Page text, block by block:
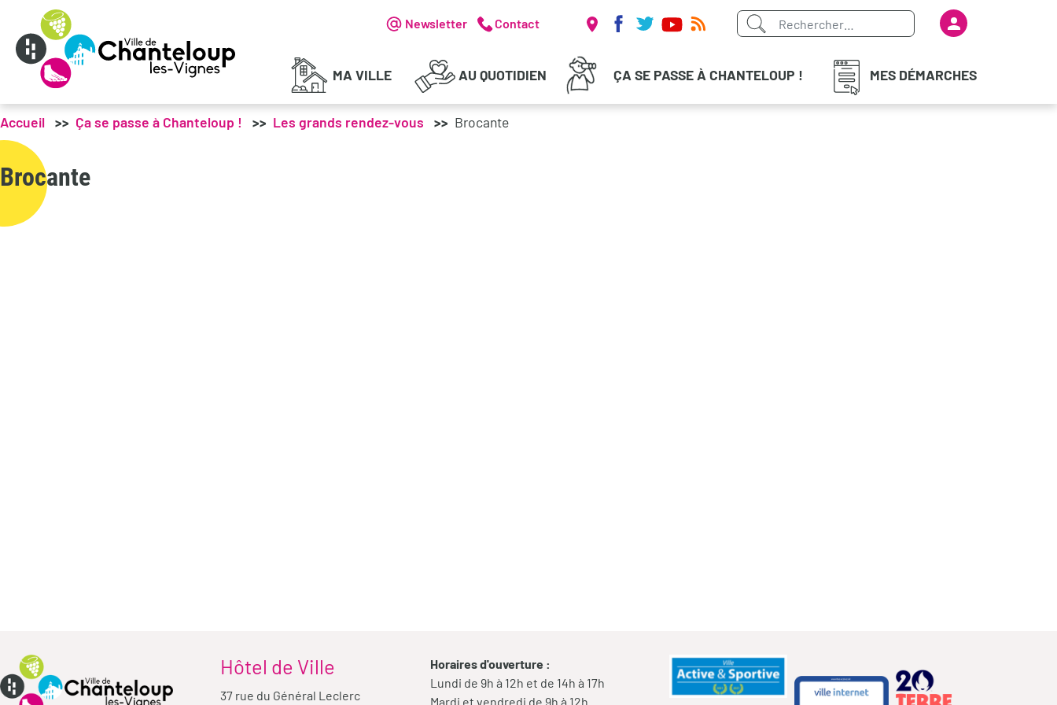
Header - Communication
Newsletter Contact Réseaux sociaux
Menu du
Menu principal
MA VILLE AU QUOTIDIEN ÇA SE PASSE À CHANTELOUP ! MES DÉMARCHES
Accueil Ça se passe à Chanteloup ! Les grands rendez-vous Brocante
Brocante
Hôtel de Ville
37 rue du Général Leclerc
Horaires d'ouverture :
Lundi de 9h à 12h et de 14h à 17h
Mardi et vendredi de 9h à 12h